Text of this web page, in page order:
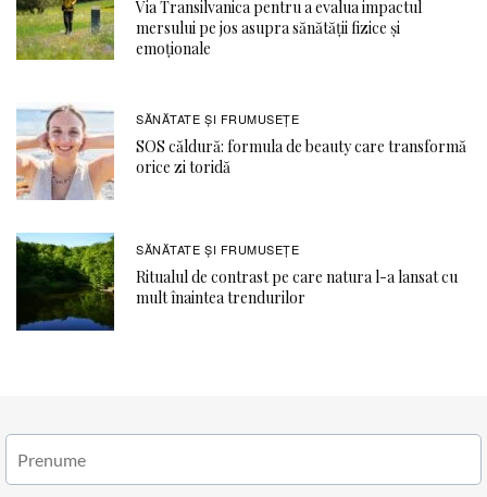
Via Transilvanica pentru a evalua impactul
mersului pe jos asupra sănătății fizice și
emoționale
SĂNĂTATE ŞI FRUMUSEȚE
SOS căldură: formula de beauty care transformă
orice zi toridă
SĂNĂTATE ŞI FRUMUSEȚE
Ritualul de contrast pe care natura l-a lansat cu
mult înaintea trendurilor